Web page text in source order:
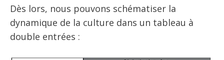
Dès lors, nous pouvons schématiser la
dynamique de la culture dans un tableau à
double entrées :